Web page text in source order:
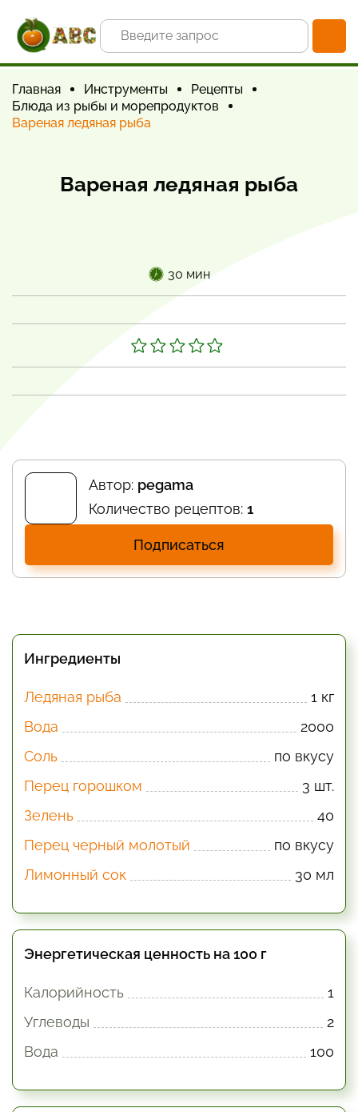
Главная Инструменты
Рецепты
Блюда из рыбы и морепродуктов
Вареная ледяная рыба
Вареная ледяная рыба
30 мин
Автор: pegama
Количество рецептов: 1
Подписаться
Ингредиенты
Ледяная рыба
1 кг
Вода
2000
Соль
по вкусу
Перец горошком
3 шт.
Зелень
40
Перец черный молотый
по вкусу
Лимонный сок
30 мл
Энергетическая ценность на 100 г
Калорийность
1
Углеводы
2
Вода
100